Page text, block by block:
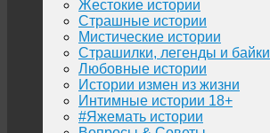
Жестокие истории
Страшные истории
Мистические истории
Страшилки, легенды и байки
Любовные истории
Истории измен из жизни
Интимные истории 18+
#Яжемать истории